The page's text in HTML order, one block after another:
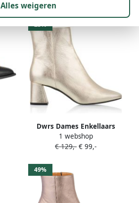
23%
Dwrs Dames Enkellaars
Lugano Champagne Goud
1 webshop
€ 129,- € 99,-
49%
Alles weigeren